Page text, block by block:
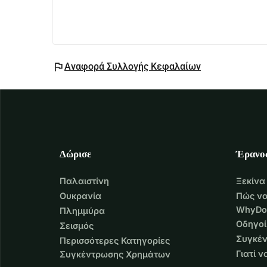
flagΑναφορά Συλλογής Κεφαλαίων
Δώρισε
Παλαιστίνη
Ουκρανία
Πλημμύρα
Σεισμός
Περισσότερες Κατηγορίες
Συγκέντρωσης Χρημάτων
Πώς να
Γιατί